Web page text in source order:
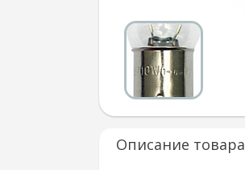
Описание товара